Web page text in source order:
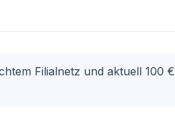
Filialnetz und aktuell 100 €